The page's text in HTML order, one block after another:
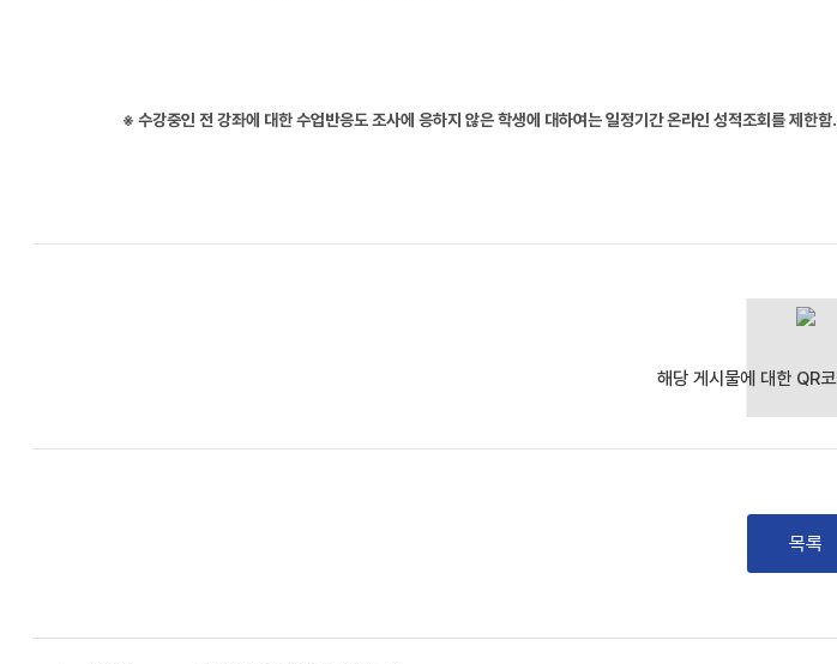
※ 수강중인 전 강좌에 대한 수업반응도 조사에 응하지 않은 학생에 대하여는 일정기간 온라인 성적조회를 제한함.
목록